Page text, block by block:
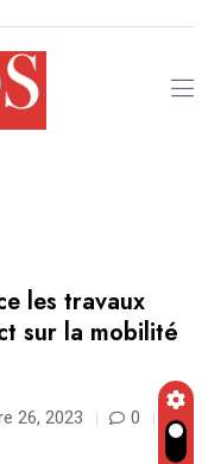
les travaux
sur la mobilité
26, 2023
0